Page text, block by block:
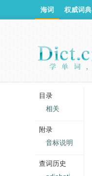
海词 权威词典
目录
相关
附录
音标说明
查词历史